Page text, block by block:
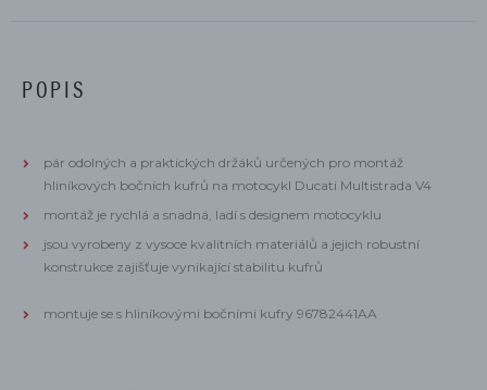
POPIS
pár odolných a praktických držáků určených pro montáž
hliníkových bočních kufrů na motocykl Ducati Multistrada V4
montáž je rychlá a snadná, ladí s designem motocyklu
jsou vyrobeny z vysoce kvalitních materiálů a jejich robustní
konstrukce zajišťuje vynikající stabilitu kufrů
montuje se s hliníkovými bočními kufry 96782441AA